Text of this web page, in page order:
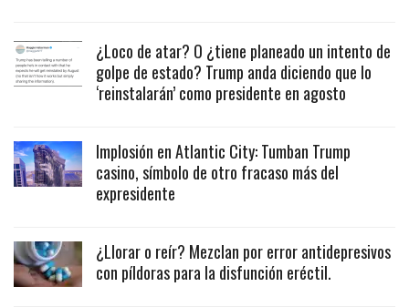
¿Loco de atar? O ¿tiene planeado un intento de
golpe de estado? Trump anda diciendo que lo
‘reinstalarán’ como presidente en agosto
Implosión en Atlantic City: Tumban Trump
casino, símbolo de otro fracaso más del
expresidente
¿Llorar o reír? Mezclan por error antidepresivos
con píldoras para la disfunción eréctil.